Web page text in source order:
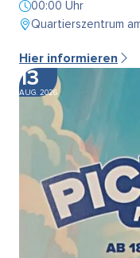
00:00 Uhr
Quartierszentrum
Hier informieren
13
AUG. 2026